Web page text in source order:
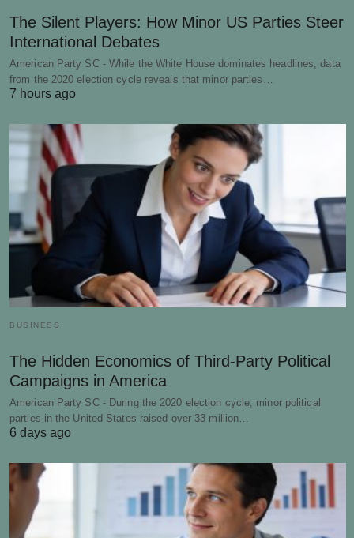
The Silent Players: How Minor US Parties Steer
International Debates
American Party SC - While the White House dominates headlines, data
from the 2020 election cycle reveals that minor parties…
7 hours ago
BUSINESS
The Hidden Economics of Third-Party Political
Campaigns in America
American Party SC - During the 2020 election cycle, minor political
parties in the United States raised over 33 million…
6 days ago